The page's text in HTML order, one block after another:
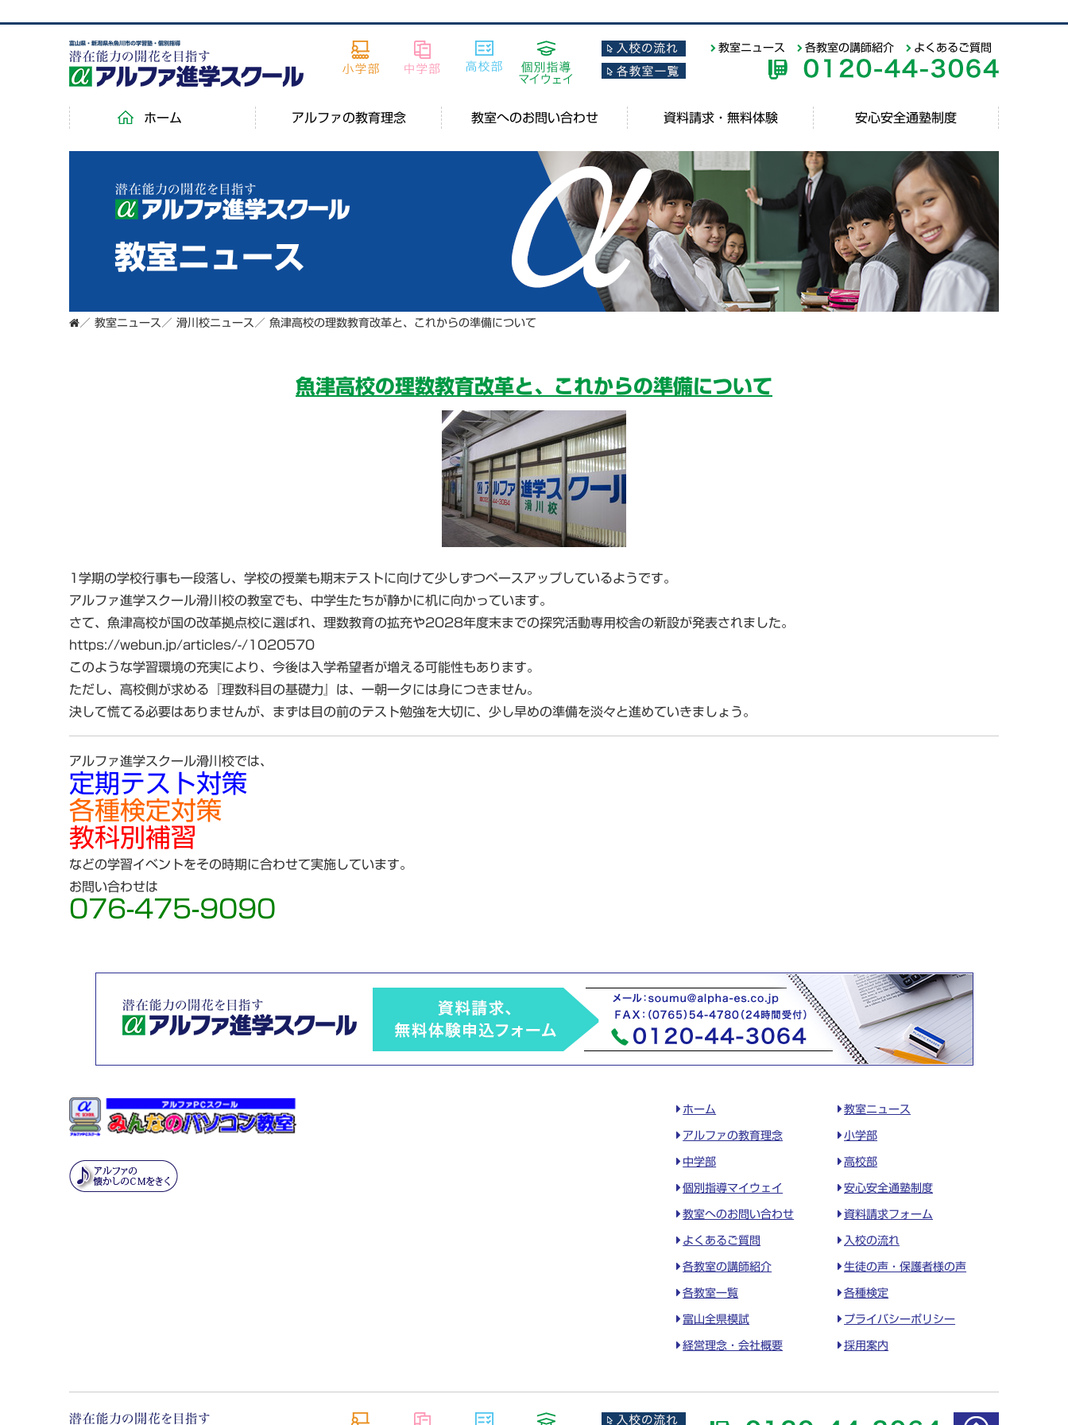
富山県・新潟県糸魚川市の学習塾・個別指導 教室ニュース 各教室の講師紹介 よくあるご質問
ホーム アルファの教育理念 教室へのお問い合わせ 資料請求・無料体験 安心安全通塾制度
教室ニュース
／ 教室ニュース ／ 滑川校ニュース ／ 魚津高校の理数教育改革と、これからの準備について
魚津高校の理数教育改革と、これからの準備について
1学期の学校行事も一段落し、学校の授業も期末テストに向けて少しずつペースアップしているようです。
アルファ進学スクール滑川校の教室でも、中学生たちが静かに机に向かっています。
さて、魚津高校が国の改革拠点校に選ばれ、理数教育の拡充や2028年度末までの探究活動専用校舎の新設が発表されました。
https://webun.jp/articles/-/1020570
このような学習環境の充実により、今後は入学希望者が増える可能性もあります。
ただし、高校側が求める『理数科目の基礎力』は、一朝一夕には身につきません。
決して慌てる必要はありませんが、まずは目の前のテスト勉強を大切に、少し早めの準備を淡々と進めていきましょう。
アルファ進学スクール滑川校では、
定期テスト対策
各種検定対策
教科別補習
などの学習イベントをその時期に合わせて実施しています。
お問い合わせは
076-475-9090
ホーム 教室ニュース
アルファの教育理念 小学部
中学部 高校部
個別指導マイウェイ 安心安全通塾制度
教室へのお問い合わせ 資料請求フォーム
よくあるご質問 入校の流れ
各教室の講師紹介 生徒の声・保護者様の声
各教室一覧 各種検定
富山全県模試 プライバシーポリシー
経営理念・会社概要 採用案内